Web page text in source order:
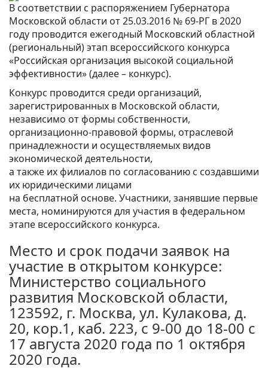
В соответствии с распоряжением Губернатора
Московской области от 25.03.2016 № 69-РГ в 2020
году проводится ежегодный Московский областной
(региональный) этап всероссийского конкурса
«Российская организация высокой социальной
эффективности» (далее – конкурс).
Конкурс проводится среди организаций,
зарегистрированных в Московской области,
независимо от формы собственности,
организационно-правовой формы, отраслевой
принадлежности и осуществляемых видов
экономической деятельности,
а также их филиалов по согласованию с создавшими
их юридическими лицами
на бесплатной основе. Участники, занявшие первые
места, номинируются для участия в федеральном
этапе всероссийского конкурса.
Место и срок подачи заявок на
участие в открытом конкурсе:
Министерство социального
развития Московской области,
123592, г. Москва, ул. Кулакова, д.
20, кор.1, каб. 223, с 9-00 до 18-00 с
17 августа 2020 года по 1 октября
2020 года.